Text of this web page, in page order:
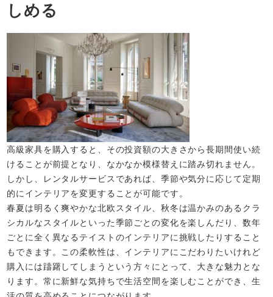
しめる
高級家具を購入すると、その投資額の大きさから長期間使い続
けることが前提となり、なかなか模様替えに踏み切れません。
しかし、レンタルサービスであれば、季節や気分に応じて定期
的にインテリアを変更することが可能です。
春夏は明るく爽やかな北欧スタイル、秋冬は温かみのあるクラ
シカルなスタイルといった季節ごとの変化を楽しんだり、数年
ごとに全く異なるテイストのインテリアに挑戦したりすること
もできます。この柔軟性は、インテリアにこだわりたいけれど
購入には躊躇してしまうという方々にとって、大きな魅力とな
ります。常に新鮮な気持ちで生活空間を楽しむことができ、生